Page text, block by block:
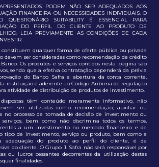
PODEM NÃO SER ADEQUADOS AOS
FINANCEIRA OU NECESSIDADES INDIVIDUAIS. O
QUESTIONÁRIO SUITABILITY É ESSENCIAL PARA
DO PERFIL DO CLIENTE AO PRODUTO DE
LEIA PREVIAMENTE AS CONDIÇÕES DE CADA
constituem qualquer forma de oferta pública ou privada
devem ser consideradas como recomendação de crédito
Os produtos e serviços contidos nesta página são
sendo que a efetiva contratação dependerá da prévia
do Banco Safra e abertura da conta corrente,
instituição é aderente ao Código Anbima de regulação
atividade de distribuição de produtos de investimento.
têm conteúdo meramente informativo, não
ser utilizadas como recomendação, auxiliar ou
no processo de tomada de decisão de investimento ou
bem como não discrimina todos os termos,
a um investimento no mercado financeiro e de
tipo de investimento, serviço ou produto, bem como a
adequação do produto ao perfil do cliente, é de
do cliente. O Grupo J. Safra não será responsável por
ou lucros cessantes decorrentes da utilização destas
finalidades.